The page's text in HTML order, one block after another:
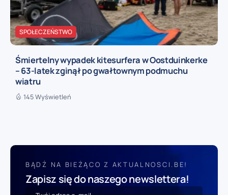
SPOŁECZEŃSTWO
Śmiertelny wypadek kitesurfera w Oostduinkerke
– 63-latek zginął po gwałtownym podmuchu
wiatru
145 Wyświetleń
BĄDŹ NA BIEŻĄCO Z AKTUALNOSCI.BE!
Zapisz się do naszego newslettera!